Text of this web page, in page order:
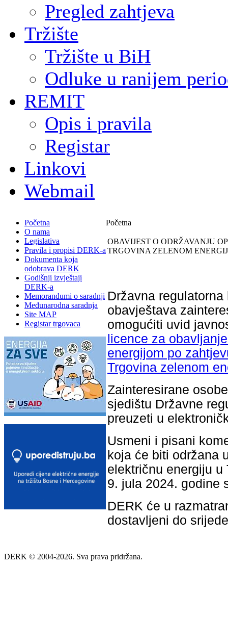
Pregled zahtjeva
Tržište
Tržište u BiH
Odluke u ranijem
REMIT
Opis i pravila
Registar
Linkovi
Webmail
Početna
O nama
Legislativa
Pravila i propisi DERK-a
Dokumenta koja
odobrava DERK
Godišnji izvještaji
DERK-a
Memorandumi o saradnji
Međunarodna saradnja
Site MAP
Registar trgovaca
Početna
OBAVIJEST O ODRŽAVANJU
TRGOVINA ZELENOM
Državna
obavještava
omogućiti uvid
licence za
energijom po
Trgovina zelenom
Zainteresirane
sjedištu Državne
preuzeti u
Usmeni i pisani
koja će biti održana
električnu energiju
9. jula 2024. godine
DERK će u
dostavljeni do
DERK © 2004-2026. Sva prava pridržana.